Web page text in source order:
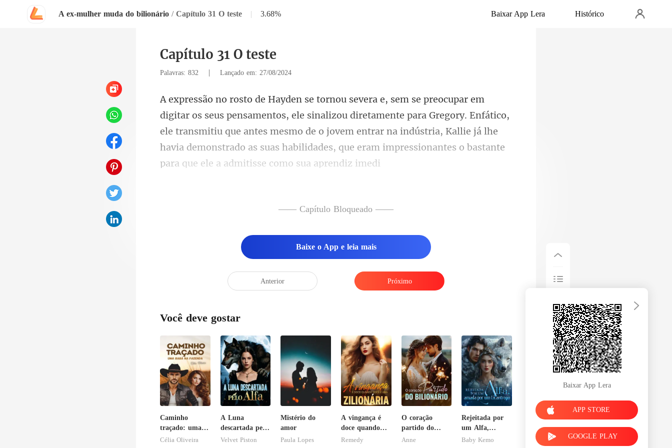
A ex-mulher muda do bilionário / Capítulo 31 O teste | 3.68% Baixar App Lera Histórico
Capítulo 31 O teste
Palavras: 832 | Lançado em: 27/08/2024
retamente para Gregory. Enfático,
ele transmitiu que antes mesmo de o jovem entrar na indústria, Kallie já lhe
havia
—— Capítulo Bloqueado ——
Baixe o App e leia mais
Anterior Próximo
Você deve gostar
Caminho
traçado: uma
babá na
Célia Oliveira
A Luna
descartada pelo
Alfa
Velvet Piston
Mistério do
amor
Paula Lopes
A vingança é
doce quando
você é uma
Remedy
O coração
partido do
bilionário
Anne
Rejeitada por
um Alfa,
amada por um
Baby Kemo
Baixar App Lera
APP STORE
GOOGLE PLAY